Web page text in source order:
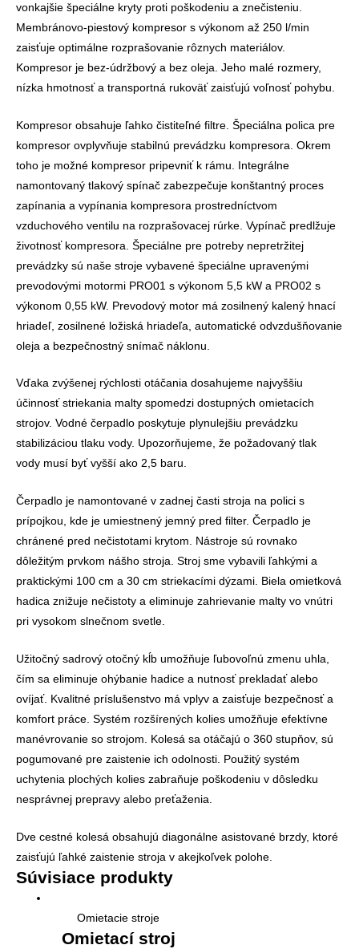
vonkajšie špeciálne kryty proti poškodeniu a znečisteniu.
Membránovo-piestový kompresor s výkonom až 250 l/min
zaisťuje optimálne rozprašovanie rôznych materiálov.
Kompresor je bez-údržbový a bez oleja. Jeho malé rozmery,
nízka hmotnosť a transportná rukoväť zaisťujú voľnosť pohybu.
Kompresor obsahuje ľahko čistiteľné filtre. Špeciálna polica pre
kompresor ovplyvňuje stabilnú prevádzku kompresora. Okrem
toho je možné kompresor pripevniť k rámu. Integrálne
namontovaný tlakový spínač zabezpečuje konštantný proces
zapínania a vypínania kompresora prostredníctvom
vzduchového ventilu na rozprašovacej rúrke. Vypínač predlžuje
životnosť kompresora. Špeciálne pre potreby nepretržitej
prevádzky sú naše stroje vybavené špeciálne upravenými
prevodovými motormi PRO01 s výkonom 5,5 kW a PRO02 s
výkonom 0,55 kW. Prevodový motor má zosilnený kalený hnací
hriadeľ, zosilnené ložiská hriadeľa, automatické odvzdušňovanie
oleja a bezpečnostný snímač náklonu.
Vďaka zvýšenej rýchlosti otáčania dosahujeme najvyššiu
účinnosť striekania malty spomedzi dostupných omietacích
strojov. Vodné čerpadlo poskytuje plynulejšiu prevádzku
stabilizáciou tlaku vody. Upozorňujeme, že požadovaný tlak
vody musí byť vyšší ako 2,5 baru.
Čerpadlo je namontované v zadnej časti stroja na polici s
prípojkou, kde je umiestnený jemný pred filter. Čerpadlo je
chránené pred nečistotami krytom. Nástroje sú rovnako
dôležitým prvkom nášho stroja. Stroj sme vybavili ľahkými a
praktickými 100 cm a 30 cm striekacími dýzami. Biela omietková
hadica znižuje nečistoty a eliminuje zahrievanie malty vo vnútri
pri vysokom slnečnom svetle.
Užitočný sadrový otočný kĺb umožňuje ľubovoľnú zmenu uhla,
čím sa eliminuje ohýbanie hadice a nutnosť prekladať alebo
ovíjať. Kvalitné príslušenstvo má vplyv a zaisťuje bezpečnosť a
komfort práce. Systém rozšírených kolies umožňuje efektívne
manévrovanie so strojom. Kolesá sa otáčajú o 360 stupňov, sú
pogumované pre zaistenie ich odolnosti. Použitý systém
uchytenia plochých kolies zabraňuje poškodeniu v dôsledku
nesprávnej prepravy alebo preťaženia.
Dve cestné kolesá obsahujú diagonálne asistované brzdy, ktoré
zaisťujú ľahké zaistenie stroja v akejkoľvek polohe.
Súvisiace produkty
Omietacie stroje
Omietací stroj